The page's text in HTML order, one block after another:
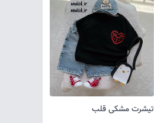
تیشرت مشکی قلب